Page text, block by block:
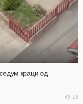
краци од
13